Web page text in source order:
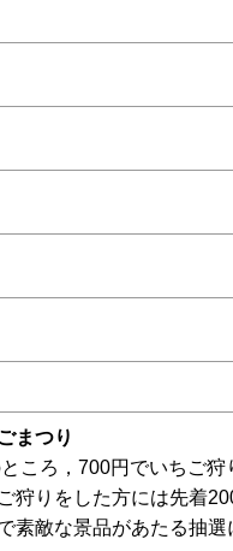
まつり
ころ，700円でいちご狩
狩りをした方には先着
素敵な景品があたる抽選